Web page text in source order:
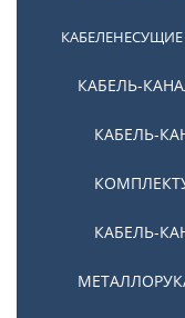
КАБЕЛЬ-
КАБЕЛЬ-
КАБЕЛЬ-